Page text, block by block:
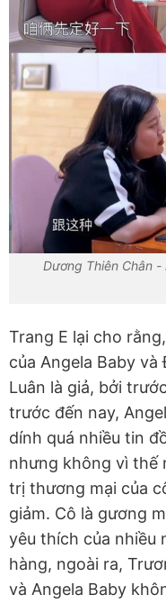
Dương Thiên Chân
Trang E lại cho
của Angela Baby và
Luân là giả, bởi
trước đến nay,
dính quá nhiều tin
nhưng không vì thế
trị thương mại của
giảm. Cô là gương
yêu thích của nhiều
hàng, ngoài ra,
và Angela Baby